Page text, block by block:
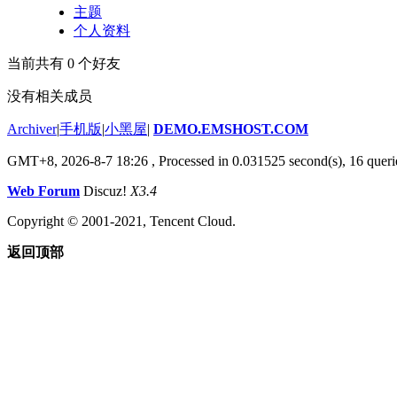
主题
个人资料
当前共有 0 个好友
没有相关成员
Archiver|手机版|小黑屋| DEMO.EMSHOST.COM
GMT+8, 2026-8-7 18:26 , Processed in 0.031525 second(s), 16
Web Forum Discuz! X3.4
Copyright © 2001-2021, Tencent Cloud.
返回顶部